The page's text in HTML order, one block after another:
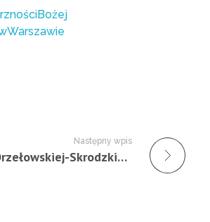
Następny wpis
Świadectwo Małgorzaty Orzełowskiej-Skrodzkiej i Grzegorza Skrodzkiego z Warszawy – 11.11.2023 r.